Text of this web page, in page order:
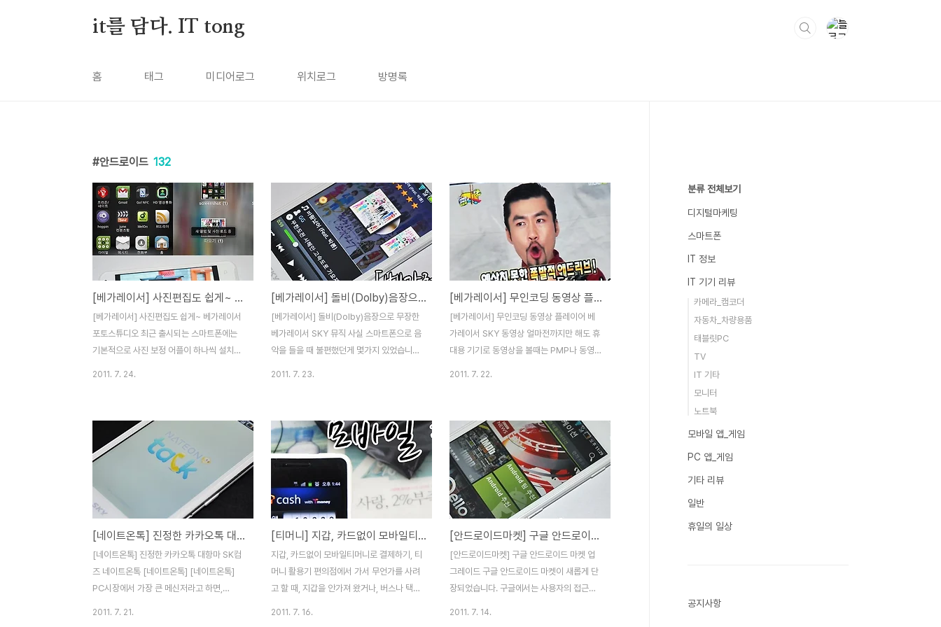
it를 담다. IT tong
홈 태그 미디어로그 위치로그 방명록
안드로이드 132
[베가레이서] 사진편집도 쉽게~ 베가레이서 포토스튜디오
[베가레이서] 사진편집도 쉽게~ 베가레이서
포토스튜디오 최근 출시되는 스마트폰에는
기본적으로 사진 보정 어플이 하나씩 설치되
대는 이제 한물 갔다고 볼 수 있겠죠? 포토스
튜디오는 PC용 이미지 편집 툴 만큼 디테일
하지는 않지만, 왠만한 이미지편집 및 보정작
업이 가능한 스카이 기본 앱입니다. 스카이
메뉴에서 포토스튜디오를 선택해 실행하고
메뉴를 누르면 사진을 불러오던지, 바로 카메
라 촬영을 하던지, 초기화 및 설정을 할 수 있
습니다. 저의 경우 지난달 경상남도 남해에
위치한 바람흔적 미술관에서 찍은 난로 사진
을 불러와봤습니다. 오른쪽 리스트 ..
2011. 7. 24.
[베가레이서] 돌비(Dolby)음장으로 무장한 베가레이서 SKY 뮤직
[베가레이서] 돌비(Dolby)음장으로 무장한
베가레이서 SKY 뮤직 사실 스마트폰으로 음
악을 들을 때 불편했던게 몇가지 있었습니다.
면서 일반 MP3 보다도 생생한 사운드를 체
험할 수 있습니다. 팬택의 1.5Ghz 듀얼코어
프로세서, 1GB DDR2 메모리를 탑재한 베
가레이서에는 돌비(Dolby) 디지털 음장을
지원하고, 듀얼스피커라 깨끗한 음질을 스피
커를 통해서 들을 수 있습니다. 그럼 베가레
이서의 음악 기본 어플인 SKY 뮤직에 대해서
살펴보도록 하겠습니다. 제가 포털사이트에
서 '베가레이서 노래'라는 키워드로 검색을
했더니,..
2011. 7. 23.
[베가레이서] 무인코딩 동영상 플레이어 베가레이서 SKY 동영상
[베가레이서] 무인코딩 동영상 플레이어 베
가레이서 SKY 동영상 얼마전까지만 해도 휴
대용 기기로 동영상을 볼때는 PMP나 동영상
수 있는데요. 오늘은 베가레이서의 동영상 플
레이어인 SKY 동영상에 대해서 소개해드릴
까 합니다. SKY 동영상은 스카이 안드로이드
스마트폰에 기본내장되어 있는 기본어플입니
다. 단, 스마트폰 스팩에 따라 재생할 수 있는
능력은 조금씩 차이가 날 수 있는데요. 실행
첫화면은 동영상 리스트를 전체파일, 폴더 형
식으로 목록을 볼 수 있습니다. 목록에서는
간단하게 썸네일 이미지, 파일명, 재생시간
(재생한 시간 / 전체 ..
2011. 7. 22.
[네이트온톡] 진정한 카카오톡 대항마 SK컴즈 네이트온톡
[네이트온톡] 진정한 카카오톡 대항마 SK컴
즈 네이트온톡 [네이트온톡] [네이트온톡]
PC시장에서 가장 큰 메신저라고 하면,
2011. 7. 21.
[티머니] 지갑, 카드없이 모바일티머니로 결제하기, 안드로이드 추천 어플
지갑, 카드없이 모바일티머니로 결제하기, 티
머니 활용기 편의점에서 가서 무언가를 사려
고 할 때, 지갑을 안가져 왔거나, 버스나 택시
2011. 7. 16.
[안드로이드마켓] 구글 안드로이드 마켓 업그레이드
[안드로이드마켓] 구글 안드로이드 마켓 업
그레이드 구글 안드로이드 마켓이 새롭게 단
장되었습니다. 구글에서는 사용자의 접근성
2011. 7. 14.
분류 전체보기
디지털마케팅
스마트폰
IT 정보
IT 기기 리뷰
카메라_캠코더
자동차_차량용품
태블릿PC
TV
IT 기타
모니터
노트북
모바일 앱_게임
PC 앱_게임
기타 리뷰
일반
휴일의 일상
공지사항